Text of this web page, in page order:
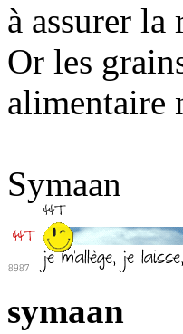
à assurer la
Or les
alimentaire
Symaan
symaan